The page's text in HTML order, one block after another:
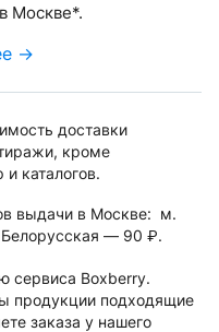
Москве*.
→
доставки
кроме
каталогов.
выдачи в Москве: м.
— 90 руб..
сервиса Boxberry.
продукции подходящие
заказа у нашего